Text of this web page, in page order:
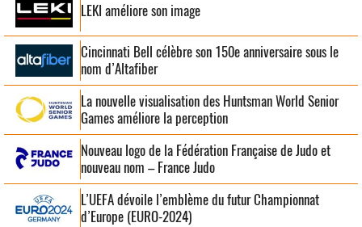
LEKI améliore son image
Cincinnati Bell célèbre son 150e anniversaire sous le
nom d’Altafiber
La nouvelle visualisation des Huntsman World Senior
Games améliore la perception
Nouveau logo de la Fédération Française de Judo et
nouveau nom – France Judo
L’UEFA dévoile l’emblème du futur Championnat
d’Europe (EURO-2024)